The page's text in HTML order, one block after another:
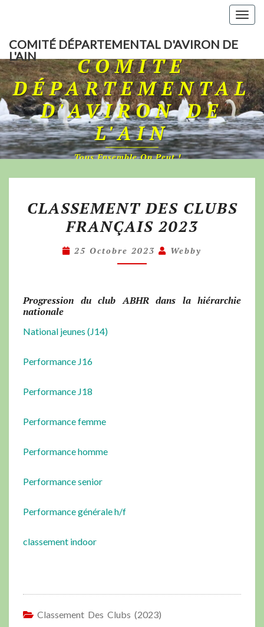
COMITÉ DÉPARTEMENTAL D'AVIRON DE
L'AIN
COMITÉ
DÉPARTEMENTAL
D'AVIRON DE
L'AIN
Tous Ensemble On Peut !…
CLASSEMENT DES CLUBS
FRANÇAIS 2023
25 Octobre 2023 Webby
Progression du club ABHR dans la hiérarchie
nationale
National jeunes (J14)
Performance J16
Performance J18
Performance femme
Performance homme
Performance senior
Performance générale h/f
classement indoor
Classement Des Clubs (2023)